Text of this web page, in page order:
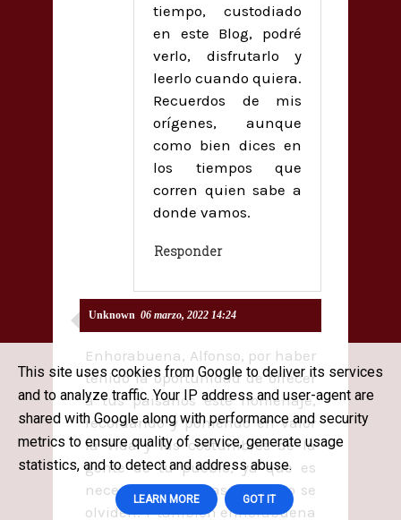
tiempo, custodiado
en este Blog, podré
verlo, disfrutarlo y
leerlo cuando quiera.
Recuerdos de mis
orígenes, aunque
como bien dices en
los tiempos que
corren quien sabe a
donde vamos.
Responder
Unknown 06 marzo, 2022 14:24
Enhorabuena, Alfonso, por haber
tenido la oportunidad de ofrecer
a tus paisanos este homenaje,
recordando y poniendo en valor
la vida y las costumbres de la
gente de tu pueblo, ya que es
necesario que estas cosas no se
olviden. Y también enhorabuena
This site uses cookies from Google to deliver its services
and to analyze traffic. Your IP address and user-agent are
shared with Google along with performance and security
metrics to ensure quality of service, generate usage
statistics, and to detect and address abuse.
LEARN MORE GOT IT